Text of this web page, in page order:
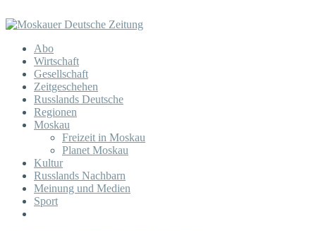
Abo
Wirtschaft
Gesellschaft
Zeitgeschehen
Russlands Deutsche
Regionen
Moskau
Freizeit in Moskau
Planet Moskau
Kultur
Russlands Nachbarn
Meinung und Medien
Sport